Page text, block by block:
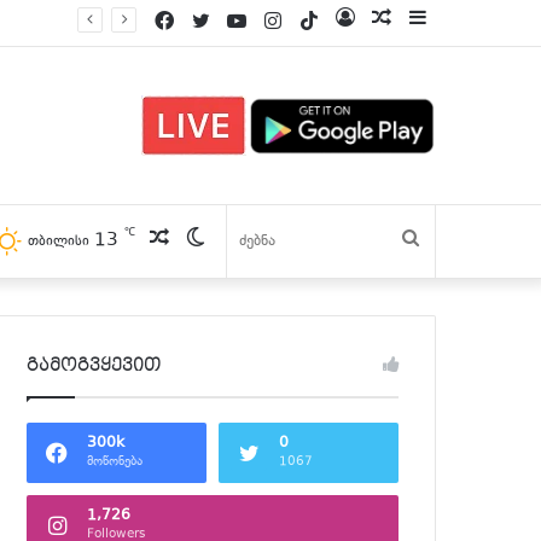
პოსტები
Log
TikTok
Instagram
YouTube
Twitter
Facebook
Switch
skin
პოსტები
თბილისი 13 ℃
გამოგვყევით
300k
მოწონება
0
1067
1,726
Followers